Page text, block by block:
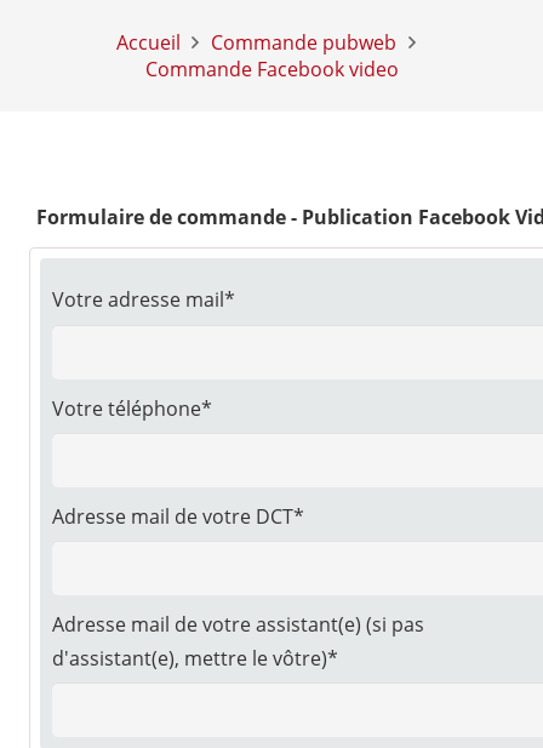
Accueil
Commande pubweb
Commande Facebook video
Formulaire de commande - Publication Facebook
Votre adresse mail*
Votre téléphone*
Adresse mail de votre DCT*
Adresse mail de votre assistant(e) (si pas
d'assistant(e), mettre le vôtre)*